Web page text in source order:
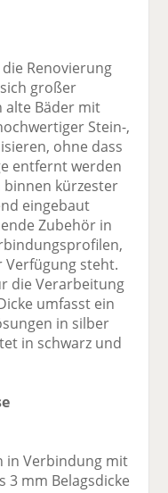
Renovierung
großer
alte Bäder mit
Stein-,
ohne dass
entfernt werden
binnen kürzester
eingebaut
Zubehör in
Verfügung steht.
die Verarbeitung
umfasst ein
in silber
in schwarz und
in Verbindung mit
3 mm Belagsdicke